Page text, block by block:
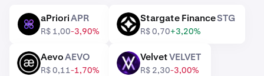
APR aPrioriAPR
R$ 1,00-3,90%
STG Stargate FinanceSTG
R$ 0,70+3,20%
AEVO AevoAEVO
R$ 0,11-1,70%
VELVET VelvetVELVET
R$ 2,30-3,00%